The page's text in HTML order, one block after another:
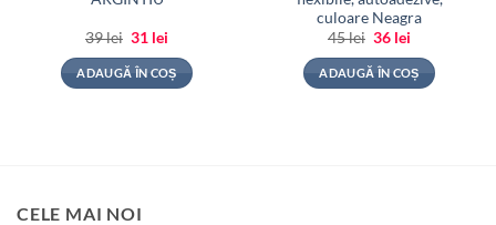
39lei Prețul
a
fost:
39 lei.
31 lei
este:
31 lei.
ADAUGĂ ÎN COȘ
culoare Neagra
45lei Prețul
a
fost:
45 lei.
36 lei
este:
36 lei.
ADAUGĂ ÎN COȘ
CELE MAI NOI